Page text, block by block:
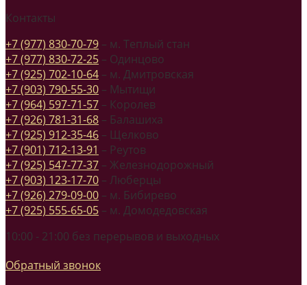
Контакты
+7 (977) 830-70-79 – м. Теплый стан
+7 (977) 830-72-25 – Одинцово
+7 (925) 702-10-64 – м. Дмитровская
+7 (903) 790-55-30 – Мытищи
+7 (964) 597-71-57 – Королев
+7 (926) 781-31-68 – Балашиха
+7 (925) 912-35-46 – Щелково
+7 (901) 712-13-91 – Реутов
+7 (925) 547-77-37 – Железнодорожный
+7 (903) 123-17-70 – Люберцы
+7 (926) 279-09-00 – м. Бибирево
+7 (925) 555-65-05 – м. Домодедовская
10:00 - 21:00 без перерывов и выходных
Обратный звонок